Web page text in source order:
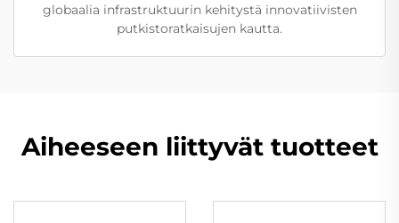
globaalia infrastruktuurin kehitystä innovatiivisten
putkistoratkaisujen kautta.
Aiheeseen liittyvät tuotteet